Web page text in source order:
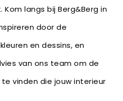
langs bij Berg&Berg in
door de
en dessins, en
van ons team om de
vinden die jouw interieur